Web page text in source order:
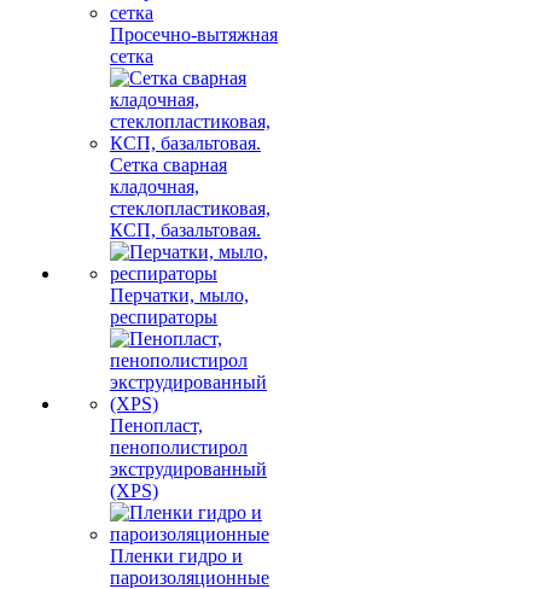
Просечно-вытяжная
сетка
Сетка сварная
кладочная,
стеклопластиковая,
КСП, базальтовая.
Перчатки, мыло,
респираторы
Пенопласт,
пенополистирол
экструдированный
(XPS)
Пленки гидро и
пароизоляционные